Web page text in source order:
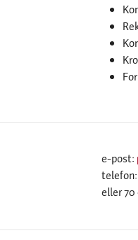
e-post:
telefon:
eller